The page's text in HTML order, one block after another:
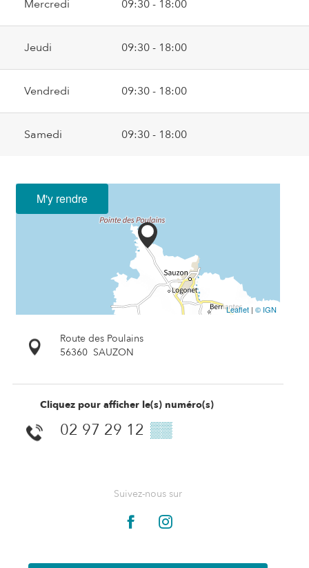
Mercredi 09:30 - 18:00
Jeudi 09:30 - 18:00
Vendredi 09:30 - 18:00
Samedi 09:30 - 18:00
M'y rendre
Leaflet | © IGN
Route des Poulains
56360 SAUZON
Cliquez pour afficher le(s) numéro(s)
02 97 29 12 ▒▒
Suivez-nous sur